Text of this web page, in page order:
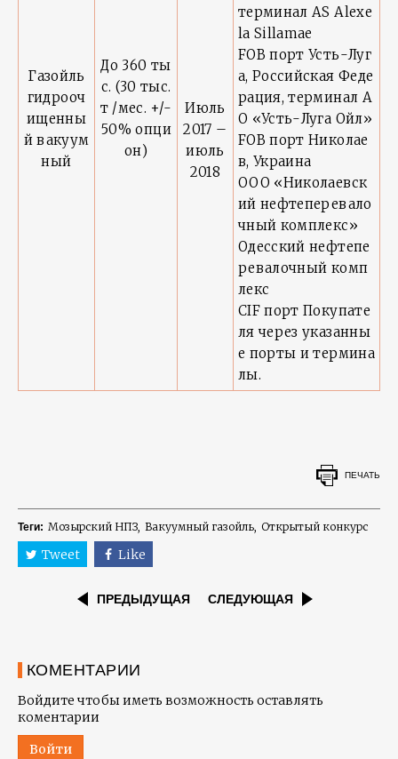
Газойль
гидрооч
ищенны
й вакуум
ный
До 360 ты
с. (30 тыс.
т /мес. +/-
50% опци
он)
Июль
2017 –
июль
2018
терминал AS Alexe
la Sillamae
FOB порт Усть-Луг
а, Российская Феде
рация, терминал А
О «Усть-Луга Ойл»
FOB порт Николае
в, Украина
ООО «Николаевск
ий нефтеперевало
чный комплекс»
Одесский нефтепе
ревалочный комп
лекс
CIF порт Покупате
ля через указанны
е порты и термина
лы.
ПЕЧАТЬ
Теги: Мозырский НПЗ Вакуумный газойль Открытый конкурс
Tweet Like
ПРЕДЫДУЩАЯ СЛЕДУЮЩАЯ
КОМЕНТАРИИ
Войдите чтобы иметь возможность оставлять
коментарии
Войти